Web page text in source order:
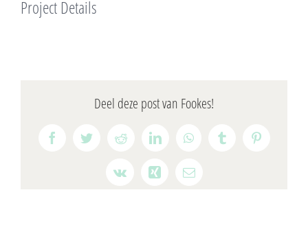
Project Details
Deel deze post van Fookes!
FacebookTwitterRedditLinkedInWhatsAppTumblr
Vk Xing
E-